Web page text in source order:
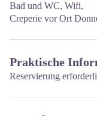
Bad und WC, Wifi,
Creperie vor Ort
Praktische
Reservierung